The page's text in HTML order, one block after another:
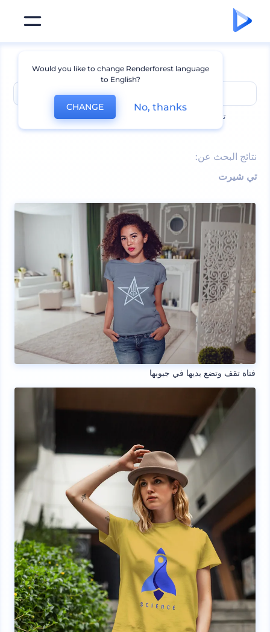
تشمل عمليات البحث الأكثر رواجًا t-shirt logo mockups
نتائج البحث عن:
تي شيرت
فتاة تقف وتضع يديها في جيوبها
Would you like to change Renderforest language
to English?
CHANGE No, thanks